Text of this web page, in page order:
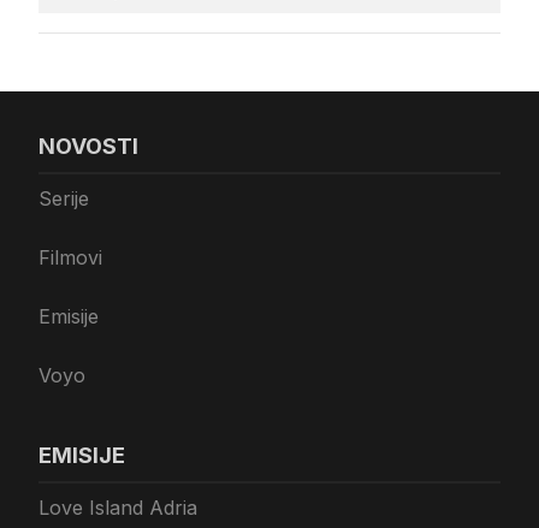
NOVOSTI
Serije
Filmovi
Emisije
Voyo
EMISIJE
Love Island Adria